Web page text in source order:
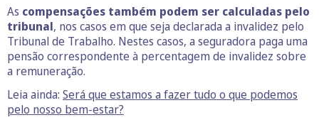
As compensações também podem ser calculadas pelo
tribunal, nos casos em que seja declarada a invalidez pelo
Tribunal de Trabalho. Nestes casos, a seguradora paga uma
pensão correspondente à percentagem de invalidez sobre
a remuneração.
Leia ainda: Será que estamos a fazer tudo o que podemos
pelo nosso bem-estar?